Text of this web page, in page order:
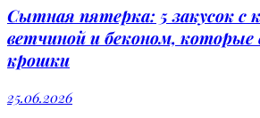
Сытная пятерка: 5 закусок с
ветчиной и беконом, которые
крошки
25.06.2026